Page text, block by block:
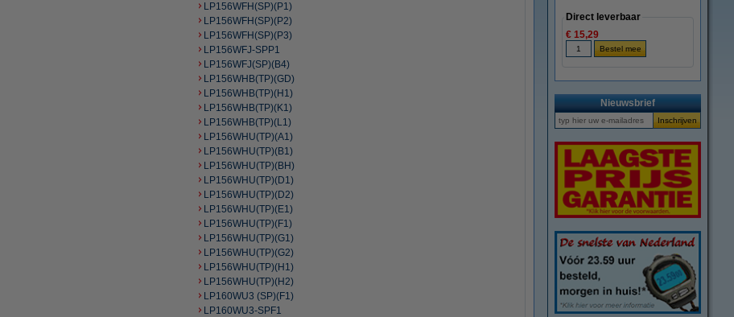
LP156WFH(SP)(P1)
LP156WFH(SP)(P2)
LP156WFH(SP)(P3)
LP156WFJ-SPP1
LP156WFJ(SP)(B4)
LP156WHB(TP)(GD)
LP156WHB(TP)(H1)
LP156WHB(TP)(K1)
LP156WHB(TP)(L1)
LP156WHU(TP)(A1)
LP156WHU(TP)(B1)
LP156WHU(TP)(BH)
LP156WHU(TP)(D1)
LP156WHU(TP)(D2)
LP156WHU(TP)(E1)
LP156WHU(TP)(F1)
LP156WHU(TP)(G1)
LP156WHU(TP)(G2)
LP156WHU(TP)(H1)
LP156WHU(TP)(H2)
LP160WU3 (SP)(F1)
LP160WU3-SPF1
Direct leverbaar
€ 15,29
Nieuwsbrief